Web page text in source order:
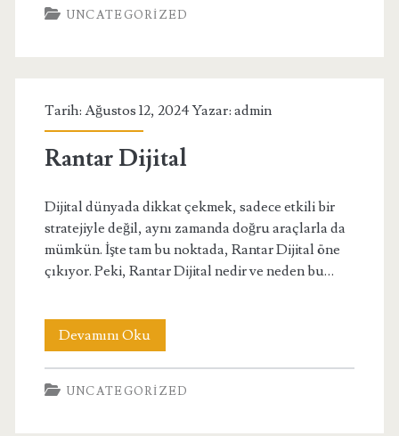
Wallets
for
Crypto
UNCATEGORIZED
Tarih: Ağustos 12, 2024 Yazar: admin
Rantar Dijital
Dijital dünyada dikkat çekmek, sadece etkili bir
stratejiyle değil, aynı zamanda doğru araçlarla da
mümkün. İşte tam bu noktada, Rantar Dijital öne
çıkıyor. Peki, Rantar Dijital nedir ve neden bu…
Devamını OkuRantar
Dijital
UNCATEGORIZED